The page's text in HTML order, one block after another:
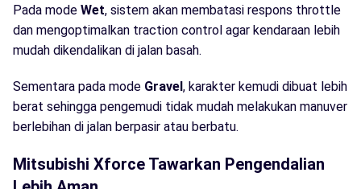
Pada mode Wet, sistem akan membatasi respons throttle
dan mengoptimalkan traction control agar kendaraan lebih
mudah dikendalikan di jalan basah.
Sementara pada mode Gravel, karakter kemudi dibuat lebih
berat sehingga pengemudi tidak mudah melakukan manuver
berlebihan di jalan berpasir atau berbatu.
Mitsubishi Xforce Tawarkan Pengendalian